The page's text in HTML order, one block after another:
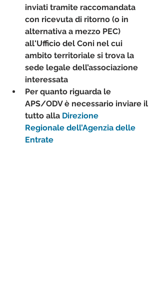
inviati tramite raccomandata
con ricevuta di ritorno (o in
alternativa a mezzo PEC)
all'Ufficio del Coni nel cui
ambito territoriale si trova la
sede legale dell’associazione
interessata
Per quanto riguarda le
APS/ODV è necessario inviare il
tutto alla Direzione
Regionale dell’Agenzia delle
Entrate